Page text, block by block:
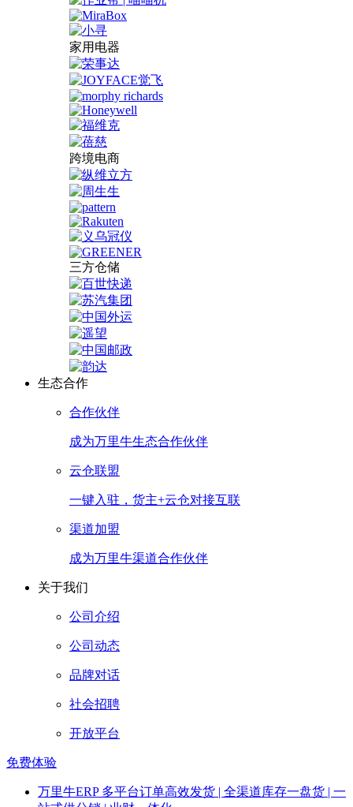
家用电器
跨境电商
三方仓储
生态合作
合作伙伴
成为万里牛生态合作伙伴
云仓联盟
一键入驻，货主+云仓对接互联
渠道加盟
成为万里牛渠道合作伙伴
关于我们
公司介绍
公司动态
品牌对话
社会招聘
开放平台
免费体验
万里牛ERP 多平台订单高效发货 | 全渠道库存一盘货 | 一